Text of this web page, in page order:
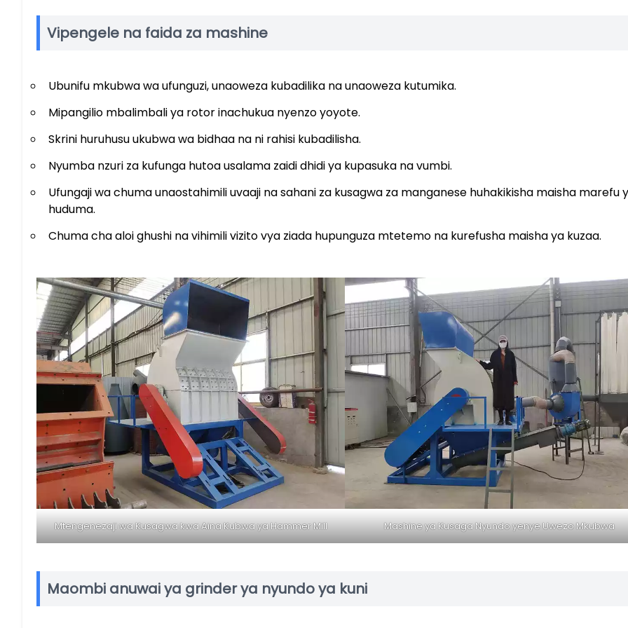
Vipengele na faida za mashine
Ubunifu mkubwa wa ufunguzi, unaoweza kubadilika na unaoweza kutumika.
Mipangilio mbalimbali ya rotor inachukua nyenzo yoyote.
Skrini huruhusu ukubwa wa bidhaa na ni rahisi kubadilisha.
Nyumba nzuri za kufunga hutoa usalama zaidi dhidi ya kupasuka na vumbi.
Ufungaji wa chuma unaostahimili uvaaji na sahani za kusagwa za manganese huhakikisha maisha marefu
huduma.
Chuma cha aloi ghushi na vihimili vizito vya ziada hupunguza mtetemo na kurefusha maisha ya kuzaa.
Mtengenezaji wa Kusagwa kwa Aina Kubwa ya Hammer Mill Mashine ya Kusaga Nyundo yenye Uwezo Mkubwa
Maombi anuwai ya grinder ya nyundo ya kuni